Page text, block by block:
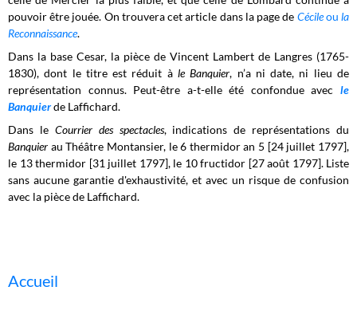
pouvoir être jouée. On trouvera cet article dans la page de Cécileoula
Reconnaissance.
Dans la base Cesar, la pièce de Vincent Lambert de Langres (1765-
1830), dont le titre est réduit à le Banquier, n’a ni date, ni lieu de
représentation connus. Peut-être a-t-elle été confondue avec le
Banquierde Laffichard.
Dans le Courrier des spectacles, indications de représentations du
Banquier au Théâtre Montansier, le 6 thermidor an 5 [24 juillet 1797],
le 13 thermidor [31 juillet 1797], le 10 fructidor [27 août 1797]. Liste
sans aucune garantie d'exhaustivité, et avec un risque de confusion
avec la pièce de Laffichard.
Accueil